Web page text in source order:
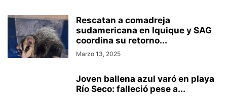
Rescatan a comadreja
sudamericana en Iquique y SAG
coordina su retorno...
Marzo 13, 2025
Joven ballena azul varó en playa
Río Seco: falleció pese a...